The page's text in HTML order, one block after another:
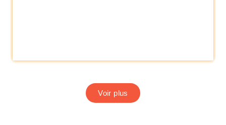
Voir plus